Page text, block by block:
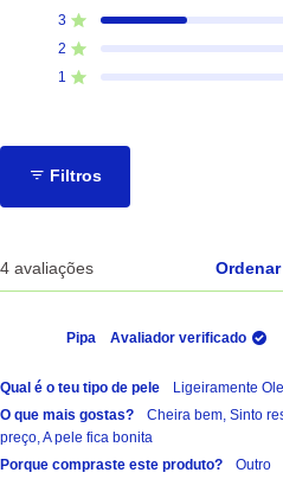
Total
de
avaliações
de
Total
de
avaliações
de
3 Avaliado com de 5 estrelas
Total
de
avaliações
de
2 Avaliado com de 5 estrelas
Total
de
avaliações
de
1 Avaliado com de 5 estrelas
Total
de
avaliações
de
Filtros
4 avaliações Ordenar
Pipa Avaliador verificado
Qual é o teu tipo de pele
Ligeiramente
O que mais gostas?
Cheira bem, Sinto
preço, A pele fica bonita
Porque compraste este produto?
Outro
A